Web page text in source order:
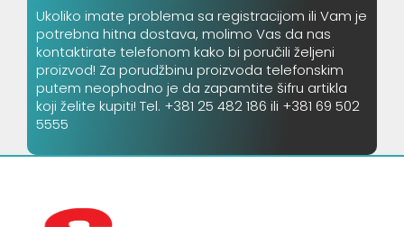
Ukoliko imate problema sa registracijom ili Vam je
potrebna hitna dostava, molimo Vas da nas
kontaktirate telefonom kako bi poručili željeni
proizvod! Za porudžbinu proizvoda telefonskim
putem neophodno je da zapamtite šifru artikla
koji želite kupiti! Tel. +381 25 482 186 ili +381 69 502
5555